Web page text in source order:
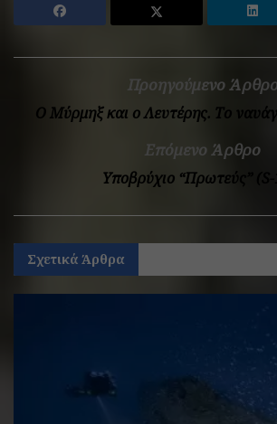
Προηγούμενο
Ο Μύρμηξ και ο Λευτέρης. Το
Επόμενο Άρθρο
Υποβρύχιο “Πρωτεύς”
Σχετικά Άρθρα